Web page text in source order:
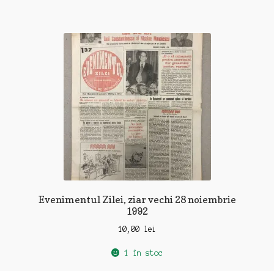
Evenimentul Zilei, ziar vechi 28 noiembrie
1992
10,00 lei
1 în stoc